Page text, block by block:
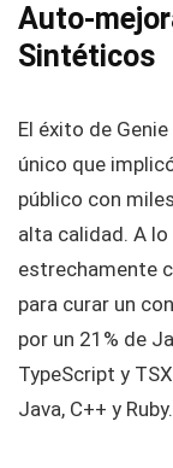
Auto-
Sintéticos
El éxito de
único que
público con
alta calidad. A
estrechamente
para curar un
por un 21% de
TypeScript y
Java, C++ y Ruby.